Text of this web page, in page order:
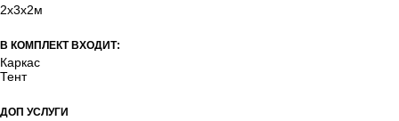
2х3х2м
В КОМПЛЕКТ ВХОДИТ:
Каркас
Тент
ДОП УСЛУГИ